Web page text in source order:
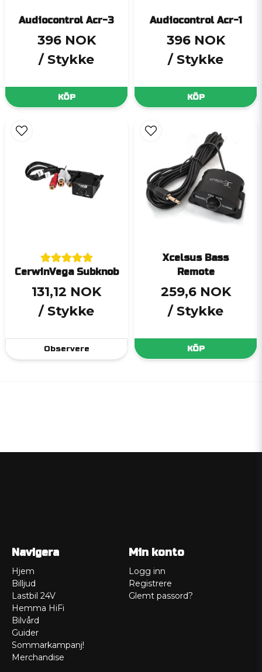
Audiocontrol Acr-3
396 NOK
/ Stykke
KÖP
Audiocontrol Acr-1
396 NOK
/ Stykke
KÖP
CerwinVega Subknob
131,12 NOK
/ Stykke
Observere
Xcelsus Bass
Remote
259,6 NOK
/ Stykke
KÖP
Navigera
Hjem
Billjud
Lastbil 24V
Hemma HiFi
Bilvård
Guider
Sommarkampanj!
Merchandise
Min konto
Logg inn
Registrere
Glemt passord?